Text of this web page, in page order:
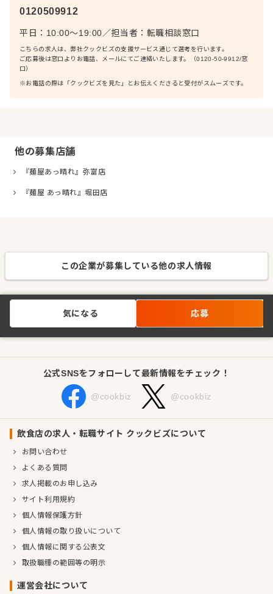
0120509912
平日：10:00〜19:00／担当者： 転職相談窓口
こちらの求人は、弊社クックビズの支援サービス通じて選考を行います。
ご応募後は窓口よりお電話、メールにてご連絡いたします。（0120-50-9912/窓
口）
※お電話の際は「クックビズを見た」とお伝えくださると受付がスムーズです。
他の募集店舗
『麺屋あっ晴れ』弥富店
『麺屋 あっ晴れ』堀田店
この企業が募集している他の求人情報
気になる 応募
公式SNSをフォローして最新情報をチェック！
@cookbiz @cookbiz
飲食店の求人・転職サイト クックビズについて
お問い合わせ
よくある質問
求人掲載のお申し込み
サイト利用規約
個人情報保護方針
個人情報の取り扱いについて
個人情報に関する公表文
取扱職種の範囲等の明示
運営会社について